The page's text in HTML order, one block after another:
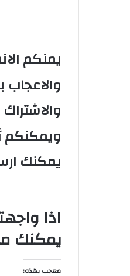
يمنكم
ويمكنكم
يمكنك
اذا
يمكنك
معجب بهذه: